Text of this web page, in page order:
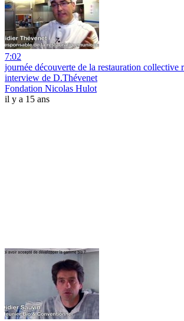
7:02
journée découverte de la restauration collective
interview de D.Thévenet
Fondation Nicolas Hulot
il y a 15 ans